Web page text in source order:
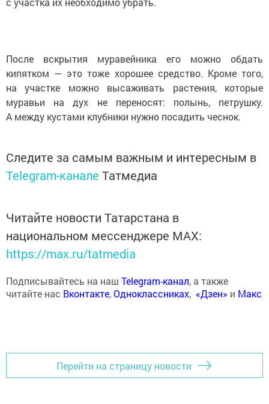
После вскрытия муравейника его можно обдать
кипятком — это тоже хорошее средство. Кроме того,
на участке можно высаживать растения, которые
муравьи на дух не переносят: полынь, петрушку.
А между кустами клубники нужно посадить чеснок.
Следите за самым важным и интересным в
Telegram-канале Татмедиа
Читайте новости Татарстана в
национальном мессенджере MАХ:
https://max.ru/tatmedia
Подписывайтесь на наш Telegram-канал, а также
читайте нас Вконтакте,Одноклассниках, «Дзен» и Макс
Перейти на страницу новости